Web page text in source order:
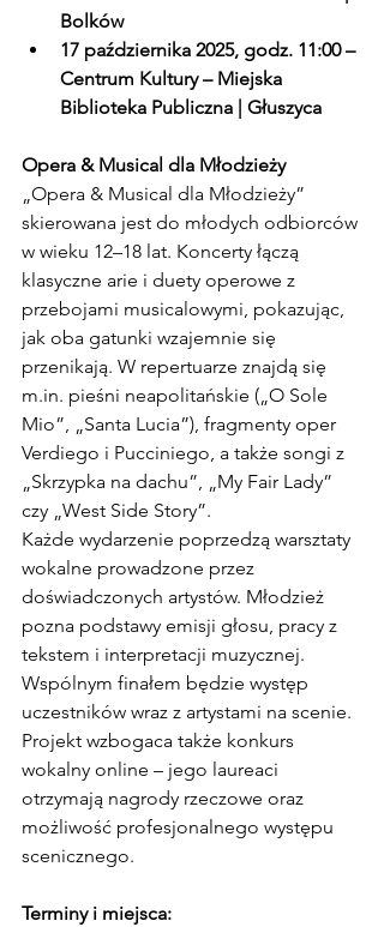
Bolków
17 października 2025, godz. 11:00 –
Centrum Kultury – Miejska
Biblioteka Publiczna | Głuszyca
Opera & Musical dla Młodzieży
„Opera & Musical dla Młodzieży”
skierowana jest do młodych odbiorców
w wieku 12–18 lat. Koncerty łączą
klasyczne arie i duety operowe z
przebojami musicalowymi, pokazując,
jak oba gatunki wzajemnie się
przenikają. W repertuarze znajdą się
m.in. pieśni neapolitańskie („O Sole
Mio”, „Santa Lucia”), fragmenty oper
Verdiego i Pucciniego, a także songi z
„Skrzypka na dachu”, „My Fair Lady”
czy „West Side Story”.
Każde wydarzenie poprzedzą warsztaty
wokalne prowadzone przez
doświadczonych artystów. Młodzież
pozna podstawy emisji głosu, pracy z
tekstem i interpretacji muzycznej.
Wspólnym finałem będzie występ
uczestników wraz z artystami na scenie.
Projekt wzbogaca także konkurs
wokalny online – jego laureaci
otrzymają nagrody rzeczowe oraz
możliwość profesjonalnego występu
scenicznego.
Terminy i miejsca: